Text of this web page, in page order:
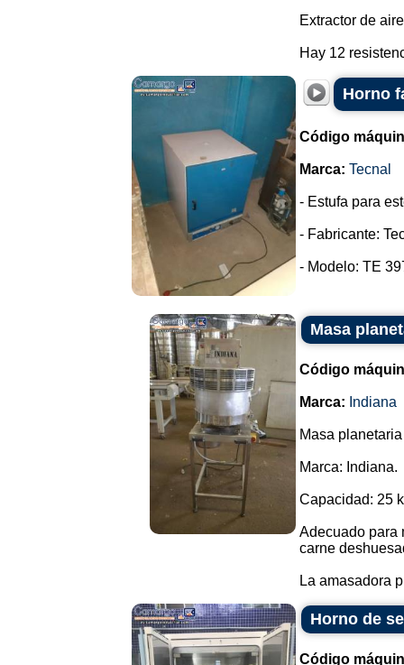
Extractor de
Hay 12
Horno
Código
Marca: Tecnal
- Estufa para
- Fabricante:
- Modelo: TE
Masa
Código
Marca: Indiana
Masa
Marca: Indiana.
Capacidad: 25
Adecuado para
carne
La amasadora
Horno de
Código